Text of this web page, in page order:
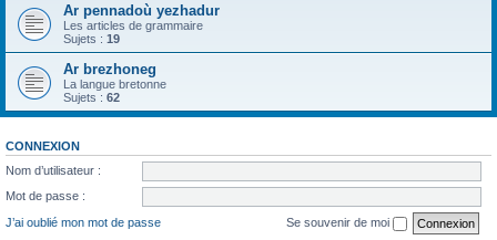
Ar pennadoù yezhadur
Les articles de grammaire
Sujets : 19
Ar brezhoneg
La langue bretonne
Sujets : 62
CONNEXION
Nom d’utilisateur :
Mot de passe :
J’ai oublié mon mot de passe
Se souvenir de moi